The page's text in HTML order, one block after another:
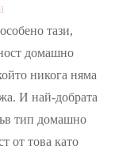
Домашна
майонеза
тази,
домашно
никога няма
И най-добрата
тип домашно
от това като